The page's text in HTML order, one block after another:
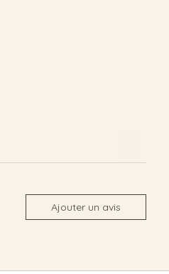
Ajouter un avis